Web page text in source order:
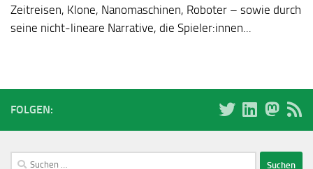
Zeitreisen, Klone, Nanomaschinen, Roboter – sowie durch
seine nicht-lineare Narrative, die Spieler:innen...
FOLGEN:
Suchen